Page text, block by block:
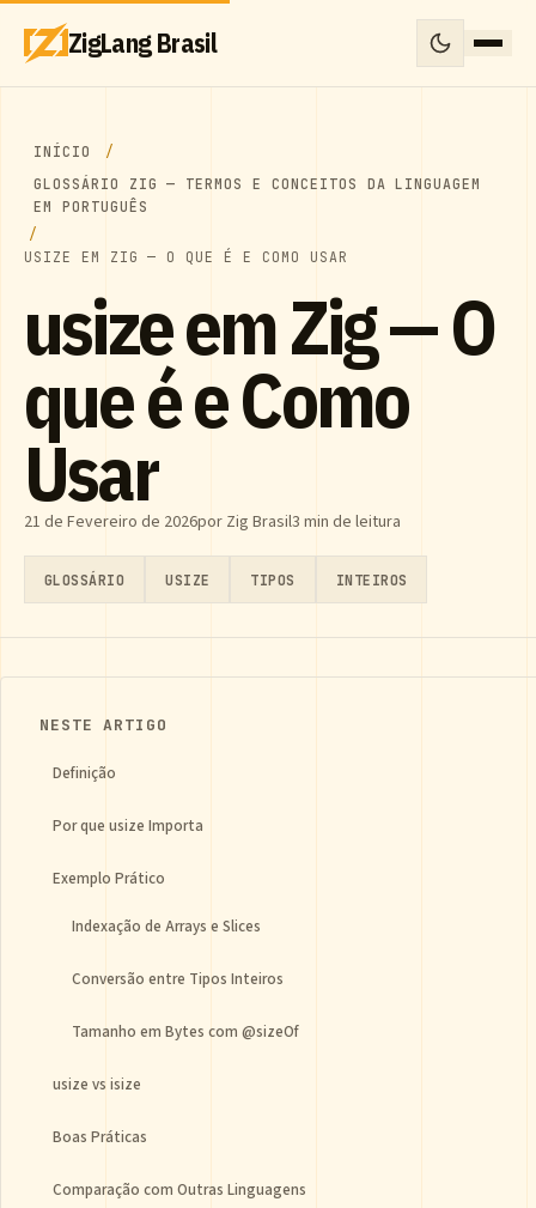
ZigLang Brasil
INÍCIO
GLOSSÁRIO ZIG — TERMOS E CONCEITOS DA LINGUAGEM
EM PORTUGUÊS
USIZE EM ZIG — O QUE É E COMO USAR
usize em Zig — O
que é e Como
Usar
21 de Fevereiro de 2026por Zig Brasil3 min de leitura
GLOSSÁRIO USIZE TIPOS INTEIROS
NESTE ARTIGO
Definição
Por que usize Importa
Exemplo Prático
Indexação de Arrays e Slices
Conversão entre Tipos Inteiros
Tamanho em Bytes com @sizeOf
usize vs isize
Boas Práticas
Comparação com Outras Linguagens